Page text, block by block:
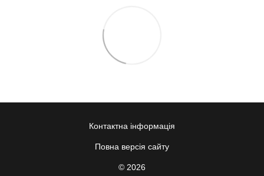
Контактна інформація
Повна версія сайту
© 2026